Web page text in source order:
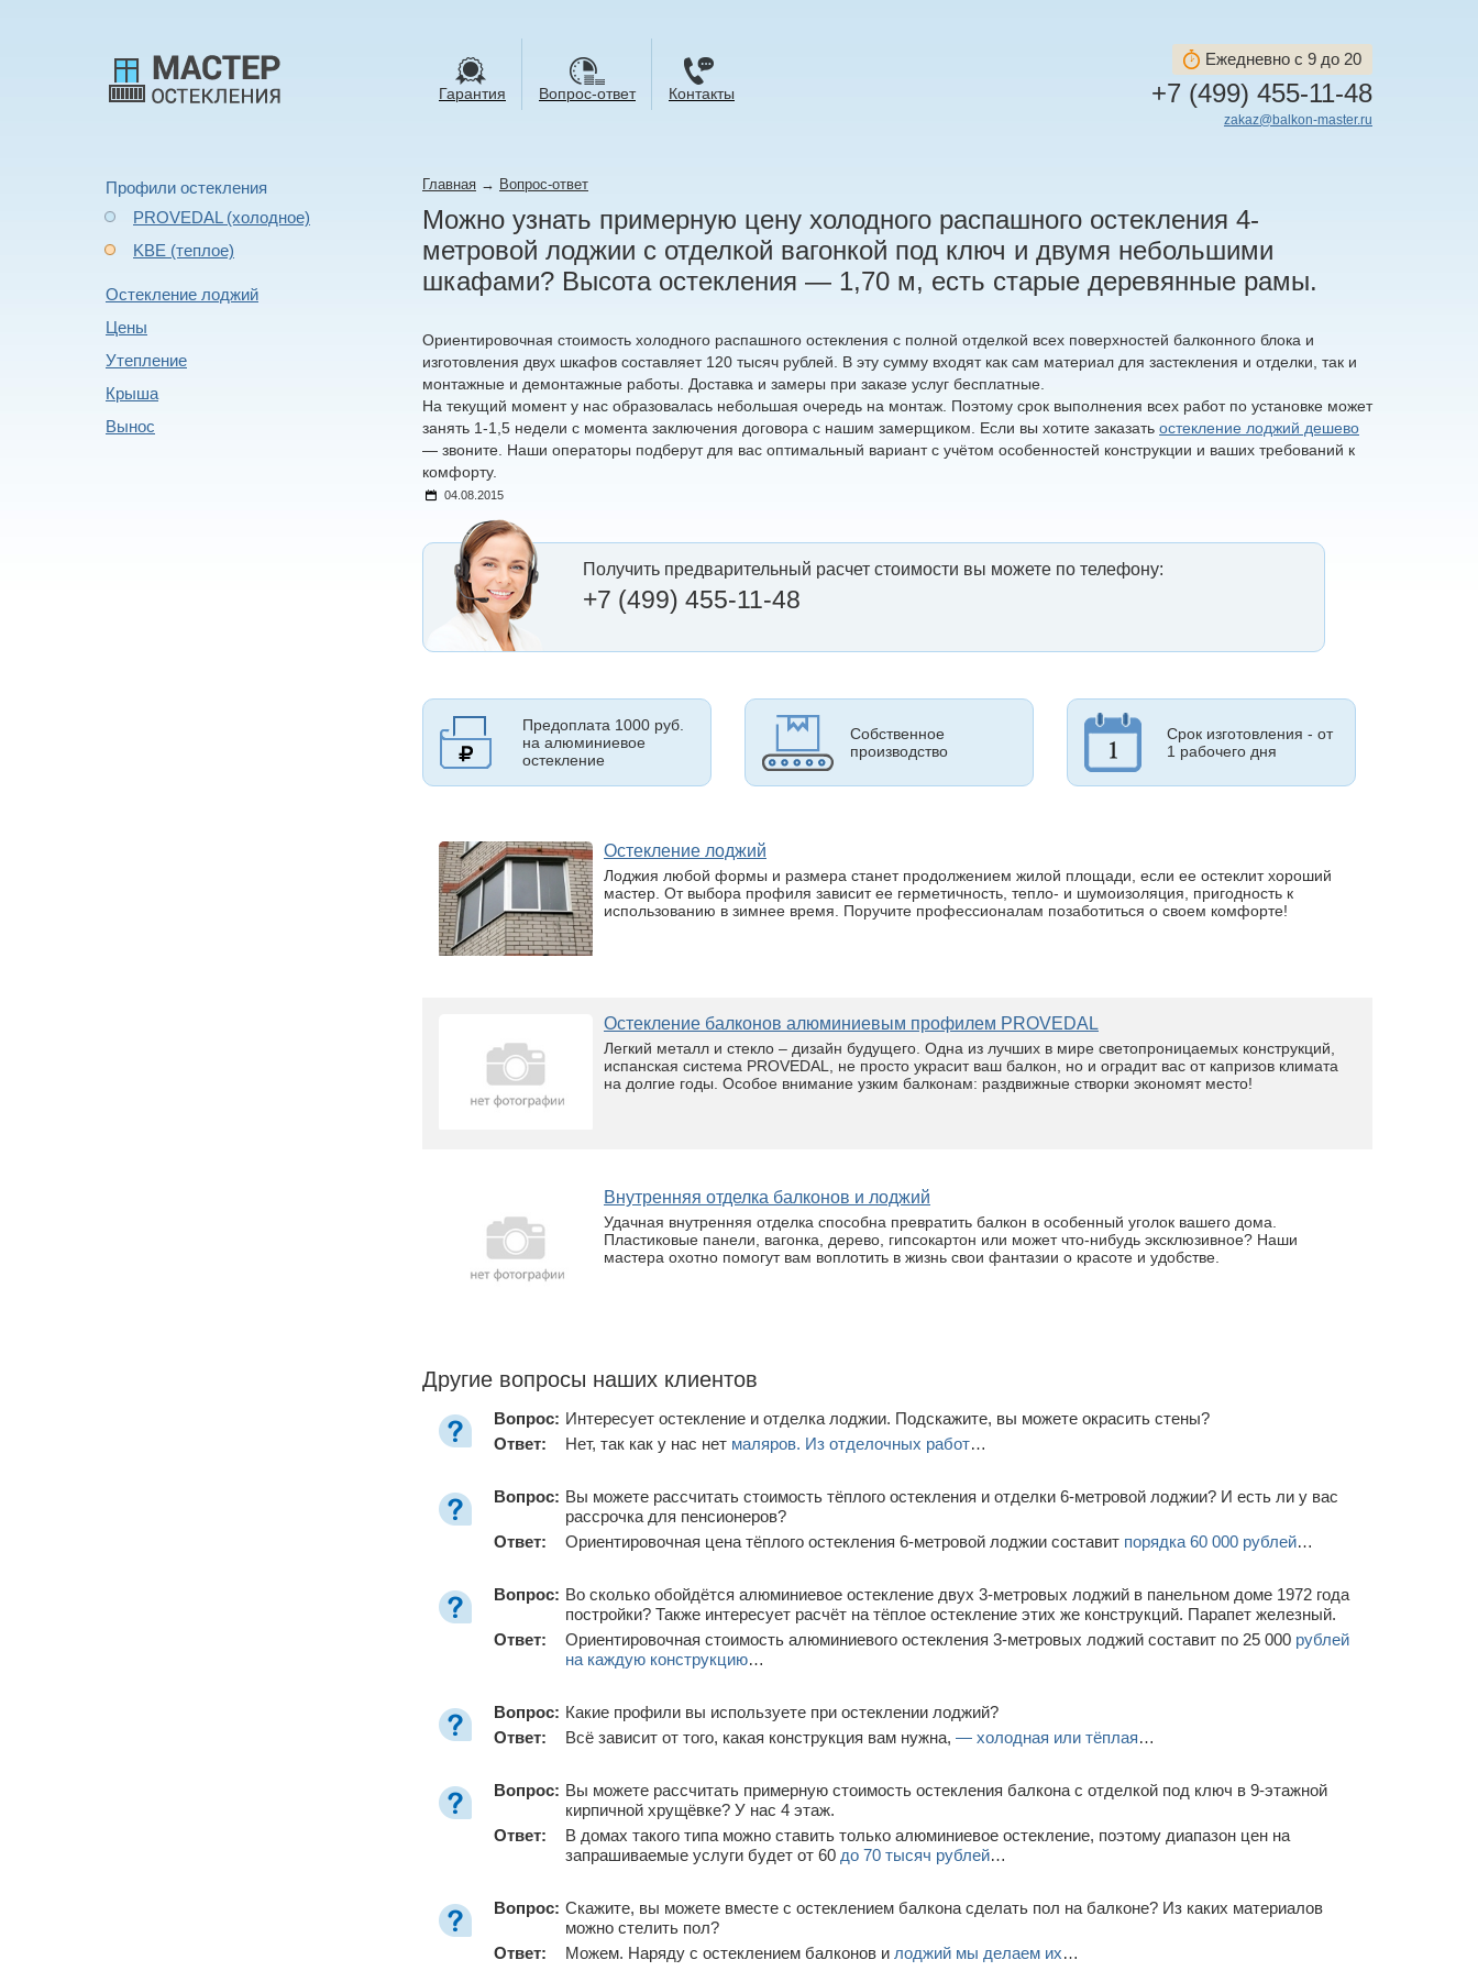
Гарантия Вопрос-ответ Контакты
Ежедневно с 9 до 20
+7 (499) 455-11-48
zakaz@balkon-master.ru
Профили остекления
PROVEDAL (холодное)
KBE (теплое)
Остекление лоджий
Цены
Утепление
Крыша
Вынос
Главная → Вопрос-ответ
Можно узнать примерную цену холодного распашного остекления 4-
метровой лоджии с отделкой вагонкой под ключ и двумя небольшими
шкафами? Высота остекления — 1,70 м, есть старые деревянные рамы.
Ориентировочная стоимость холодного распашного остекления с полной отделкой всех поверхностей балконного блока и
изготовления двух шкафов составляет 120 тысяч рублей. В эту сумму входят как сам материал для застекления и отделки, так и
монтажные и демонтажные работы. Доставка и замеры при заказе услуг бесплатные.
На текущий момент у нас образовалась небольшая очередь на монтаж. Поэтому срок выполнения всех работ по установке может
занять 1-1,5 недели с момента заключения договора с нашим замерщиком. Если вы хотите заказать остекление лоджий дешево
— звоните. Наши операторы подберут для вас оптимальный вариант с учётом особенностей конструкции и ваших требований к
комфорту.
04.08.2015
Получить предварительный расчет стоимости вы можете по телефону:
+7 (499) 455-11-48
Предоплата 1000 руб.
на алюминиевое
остекление
Собственное
производство
Срок изготовления - от
1 рабочего дня
Остекление лоджий
Лоджия любой формы и размера станет продолжением жилой площади, если ее остеклит хороший
мастер. От выбора профиля зависит ее герметичность, тепло- и шумоизоляция, пригодность к
использованию в зимнее время. Поручите профессионалам позаботиться о своем комфорте!
Остекление балконов алюминиевым профилем PROVEDAL
Легкий металл и стекло – дизайн будущего. Одна из лучших в мире светопроницаемых конструкций,
испанская система PROVEDAL, не просто украсит ваш балкон, но и оградит вас от капризов климата
на долгие годы. Особое внимание узким балконам: раздвижные створки экономят место!
Внутренняя отделка балконов и лоджий
Удачная внутренняя отделка способна превратить балкон в особенный уголок вашего дома.
Пластиковые панели, вагонка, дерево, гипсокартон или может что-нибудь эксклюзивное? Наши
мастера охотно помогут вам воплотить в жизнь свои фантазии о красоте и удобстве.
Другие вопросы наших клиентов
Вопрос: Интересует остекление и отделка лоджии. Подскажите, вы можете окрасить стены?
Ответ:
Нет, так как у нас нет маляров. Из отделочных работ…
Вопрос: Вы можете рассчитать стоимость тёплого остекления и отделки 6-метровой лоджии? И есть ли у вас
рассрочка для пенсионеров?
Ответ:
Ориентировочная цена тёплого остекления 6-метровой лоджии составит порядка 60 000 рублей…
Вопрос: Во сколько обойдётся алюминиевое остекление двух 3-метровых лоджий в панельном доме 1972 года
постройки? Также интересует расчёт на тёплое остекление этих же конструкций. Парапет железный.
Ответ:
Ориентировочная стоимость алюминиевого остекления 3-метровых лоджий составит по 25 000 рублей
на каждую конструкцию…
Вопрос: Какие профили вы используете при остеклении лоджий?
Ответ:
Всё зависит от того, какая конструкция вам нужна, — холодная или тёплая…
Вопрос: Вы можете рассчитать примерную стоимость остекления балкона с отделкой под ключ в 9-этажной
кирпичной хрущёвке? У нас 4 этаж.
Ответ:
В домах такого типа можно ставить только алюминиевое остекление, поэтому диапазон цен на
запрашиваемые услуги будет от 60 до 70 тысяч рублей…
Вопрос: Скажите, вы можете вместе с остеклением балкона сделать пол на балконе? Из каких материалов
можно стелить пол?
Ответ:
Можем. Наряду с остеклением балконов и лоджий мы делаем их…